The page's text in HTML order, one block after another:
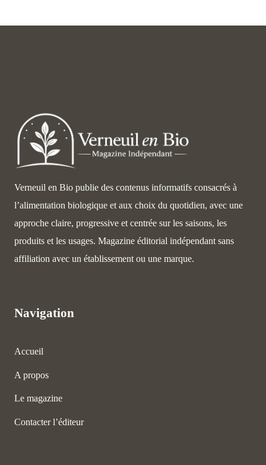
Verneuil en Bio publie des contenus informatifs consacrés à
l’alimentation biologique et aux choix du quotidien, avec une
approche claire, progressive et centrée sur les saisons, les
produits et les usages. Magazine éditorial indépendant sans
affiliation avec un établissement ou une marque.
Navigation
Accueil
A propos
Le magazine
Contacter l’éditeur